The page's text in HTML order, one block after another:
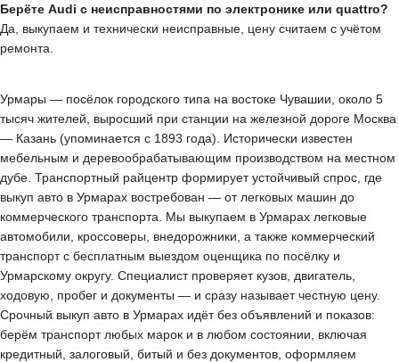
Берёте Audi с неисправностями по электронике или quattro?
Да, выкупаем и технически неисправные, цену считаем с учётом
ремонта.
Урмары — посёлок городского типа на востоке Чувашии, около 5
тысяч жителей, выросший при станции на железной дороге Москва
— Казань (упоминается с 1893 года). Исторически известен
мебельным и деревообрабатывающим производством на местном
дубе. Транспортный райцентр формирует устойчивый спрос, где
выкуп авто в Урмарах востребован — от легковых машин до
коммерческого транспорта. Мы выкупаем в Урмарах легковые
автомобили, кроссоверы, внедорожники, а также коммерческий
транспорт с бесплатным выездом оценщика по посёлку и
Урмарскому округу. Специалист проверяет кузов, двигатель,
ходовую, пробег и документы — и сразу называет честную цену.
Срочный выкуп авто в Урмарах идёт без объявлений и показов:
берём транспорт любых марок и в любом состоянии, включая
кредитный, залоговый, битый и без документов, оформляем